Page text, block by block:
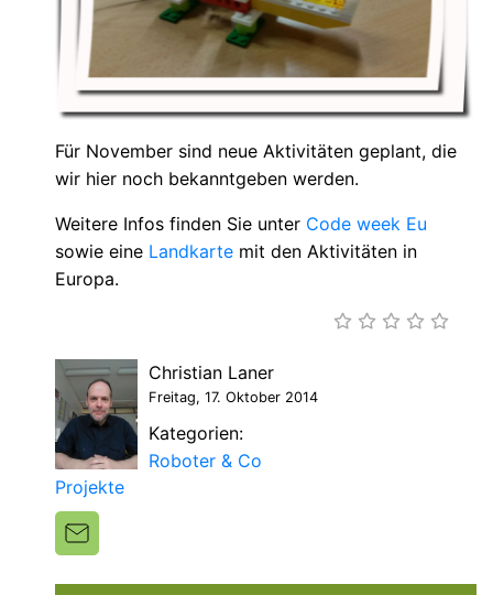
Für November sind neue Aktivitäten geplant, die
wir hier noch bekanntgeben werden.
Weitere Infos finden Sie unter Code week Eu
sowie eine Landkarte mit den Aktivitäten in
Europa.
Christian Laner
Freitag, 17. Oktober 2014
Kategorien:
Roboter & Co
Projekte